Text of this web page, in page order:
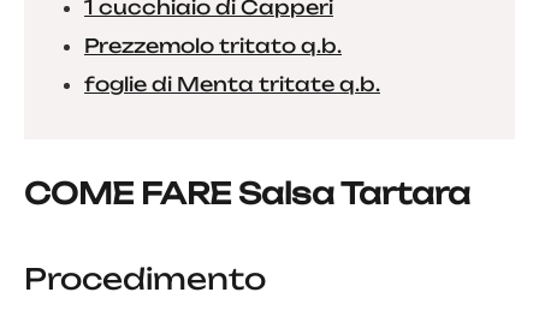
1 cucchiaio di Capperi
Prezzemolo tritato q.b.
foglie di Menta tritate q.b.
COME FARE Salsa Tartara
Procedimento